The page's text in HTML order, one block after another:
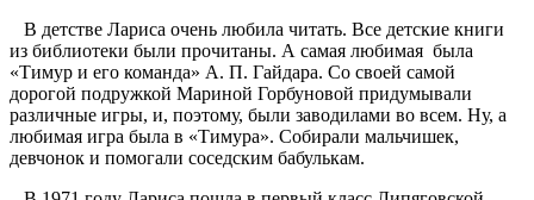
В детстве Лариса очень любила читать. Все детские книги
из библиотеки были прочитаны. А самая любимая была
«Тимур и его команда» А. П. Гайдара. Со своей самой
дорогой подружкой Мариной Горбуновой придумывали
различные игры, и, поэтому, были заводилами во всем. Ну, а
любимая игра была в «Тимура». Собирали мальчишек,
девчонок и помогали соседским бабулькам.